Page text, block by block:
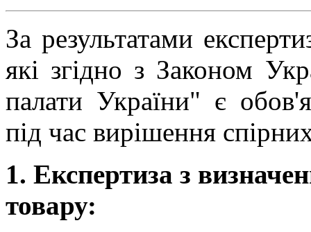
За результатами
які згідно з Законом
палати України" є
під час вирішення
1. Експертиза з
товару: